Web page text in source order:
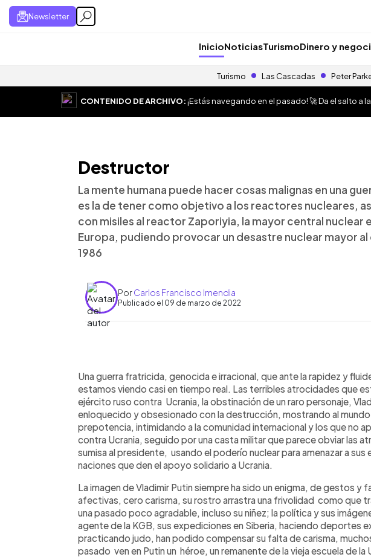
Newsletter
InicioNoticiasTurismoDinero y
Turismo Las Cascadas Peter
CONTENIDO DE ARCHIVO:¡Estás navegando en el pasado! 🚀 Da el salto a
Destructor
La mente humana puede hacer cosas malignas en una
es la de tener como objetivo a los reactores nucleares,
con misiles al reactor Zaporiyia, la mayor central nuclear
Europa, pudiendo provocar un desastre nuclear mayor al
1986
PorCarlos Francisco Imendia
Publicado el 09 de marzo de 2022
Escuchar artículo
Una guerra fratricida, genocida e irracional, que ante la rapidez y
estamos viendo casi en tiempo real. Las terribles atrocidades que
ejército ruso contra Ucrania, la obstinación de un raro personaje,
enloquecido y obsesionado con la destrucción, mostrando al
prepotencia, intimidando a la comunidad internacional y los que no
contra Ucrania, seguido por una casta militar que parece obviar las
sumisa al presidente, usando el poderío nuclear para amenazar a sus
naciones que den el apoyo solidario a Ucrania.
La imagen de Vladimir Putin siempre ha sido un enigma, de gestos y
afectivas, cero carisma, su rostro arrastra una frivolidad como que
una pasado poco agradable, incluso su niñez; la política y sus
agente de la KGB, sus expediciones en Siberia, haciendo deportes
practicando judo, han podido compensar su falta de carisma,
pasado ven en Putin un héroe, un remanente de la vieja escuela de la